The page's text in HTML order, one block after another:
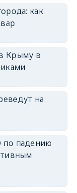
как
Крыму в
на
по падению